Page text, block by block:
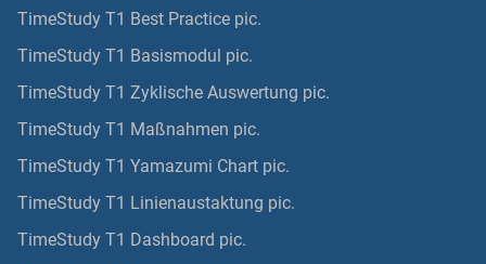
TimeStudy T1 Best Practice pic.
TimeStudy T1 Basismodul pic.
TimeStudy T1 Zyklische Auswertung pic.
TimeStudy T1 Maßnahmen pic.
TimeStudy T1 Yamazumi Chart pic.
TimeStudy T1 Linienaustaktung pic.
TimeStudy T1 Dashboard pic.